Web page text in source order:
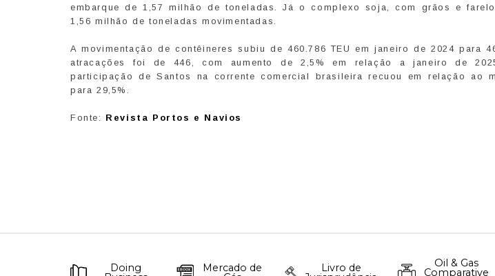
embarque de 1,57 milhão de toneladas. Já o complexo soja, com grãos e
1,56 milhão de toneladas movimentadas.
A movimentação de contêineres subiu de 460.786 TEU em janeiro de 2024 para
atracações foi de 446, com aumento de 2,5% em relação a janeiro de
participação de Santos na corrente comercial brasileira recuou em relação ao
para 29,5%.
Fonte: Revista Portos e Navios
Doing Mercado de Livro de Oil & Gas
Comparative